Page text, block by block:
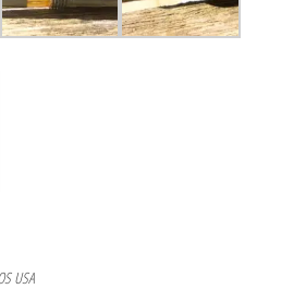
USA